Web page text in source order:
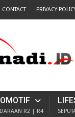
CONTACT PRIVACY
R2 | R4